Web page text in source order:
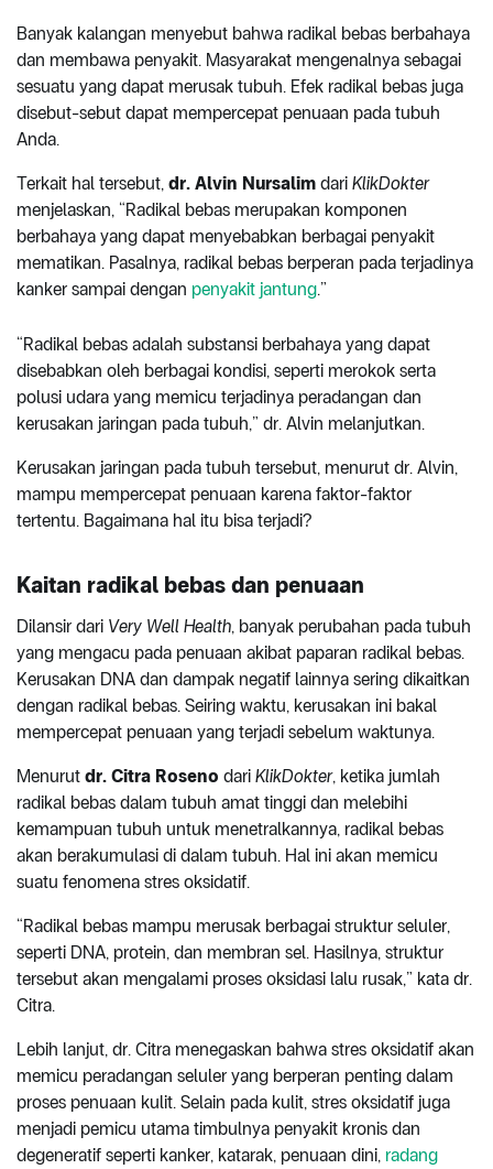
Banyak kalangan menyebut bahwa radikal bebas berbahaya
dan membawa penyakit. Masyarakat mengenalnya sebagai
sesuatu yang dapat merusak tubuh. Efek radikal bebas juga
disebut-sebut dapat mempercepat penuaan pada tubuh
Anda.
Terkait hal tersebut, dr. Alvin Nursalim dari KlikDokter
menjelaskan, “Radikal bebas merupakan komponen
berbahaya yang dapat menyebabkan berbagai penyakit
mematikan. Pasalnya, radikal bebas berperan pada terjadinya
kanker sampai dengan penyakit jantung.”
“Radikal bebas adalah substansi berbahaya yang dapat
disebabkan oleh berbagai kondisi, seperti merokok serta
polusi udara yang memicu terjadinya peradangan dan
kerusakan jaringan pada tubuh,” dr. Alvin melanjutkan.
Kerusakan jaringan pada tubuh tersebut, menurut dr. Alvin,
mampu mempercepat penuaan karena faktor-faktor
tertentu. Bagaimana hal itu bisa terjadi?
Kaitan radikal bebas dan penuaan
Dilansir dari Very Well Health, banyak perubahan pada tubuh
yang mengacu pada penuaan akibat paparan radikal bebas.
Kerusakan DNA dan dampak negatif lainnya sering dikaitkan
dengan radikal bebas. Seiring waktu, kerusakan ini bakal
mempercepat penuaan yang terjadi sebelum waktunya.
Menurut dr. Citra Roseno dari KlikDokter, ketika jumlah
radikal bebas dalam tubuh amat tinggi dan melebihi
kemampuan tubuh untuk menetralkannya, radikal bebas
akan berakumulasi di dalam tubuh. Hal ini akan memicu
suatu fenomena stres oksidatif.
“Radikal bebas mampu merusak berbagai struktur seluler,
seperti DNA, protein, dan membran sel. Hasilnya, struktur
tersebut akan mengalami proses oksidasi lalu rusak,” kata dr.
Citra.
Lebih lanjut, dr. Citra menegaskan bahwa stres oksidatif akan
memicu peradangan seluler yang berperan penting dalam
proses penuaan kulit. Selain pada kulit, stres oksidatif juga
menjadi pemicu utama timbulnya penyakit kronis dan
degeneratif seperti kanker, katarak, penuaan dini, radang